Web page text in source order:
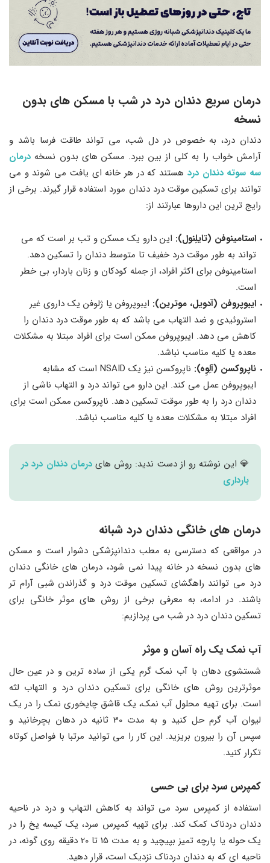
درمان سریع دندان درد در شب با مسکن های بدون
نسخه
دندان درد، به خصوص در دل شب، می ‌تواند طاقت ‌فرسا باشد و
آرامش خواب را به کلی از بین ببرد. مسکن‌ های بدون نسخه درمان
سه سوته دندان درد هستند که در هر خانه ای یافت می شوند و می
‌توانند برای تسکین موقت درد دندان مورد استفاده قرار گیرند. برخی از
رایج‌ ترین این داروها عبارتند از:
استامینوفن (تایلِنول): این دارو یک مسکن و تب ‌بر است که می
‌تواند به طور موقت درد خفیف تا متوسط دندان را تسکین دهد.
استامینوفن برای اکثر افراد، از جمله کودکان و زنان باردار، بی خطر
است.
ایبوپروفن (آدویل، موترین): ایبوپروفن یا ژلوفن یک داروی غیر
استروئیدی و ضد التهاب می باشد که به طور موقت درد دندان را
کاهش می دهد. ایبوپروفن ممکن است برای افراد مبتلا به مشکلات
معده یا کلیه مناسب نباشد.
ناپروکسن (آلِوِه):
ناپروکسن نیز یک NSAID است که مشابه
ایبوپروفن عمل می ‌کند. این دارو می ‌تواند درد و التهاب ناشی از
دندان درد را به طور موقت تسکین دهد. ناپروکسن ممکن است برای
افراد مبتلا به مشکلات معده یا کلیه مناسب نباشد.
💎 این نوشته رو از دست ندید: روش هایدرمان دندان درد در
بارداری
درمان‌ های خانگی دندان درد شبانه
در مواقعی که دسترسی به مطب دندانپزشکی دشوار است و مسکن
های بدون نسخه در خانه پیدا نمی شود، درمان‌ های خانگی دندان
درد می ‌توانند راهگشای تسکین موقت درد و گذراندن شبی آرام ‌تر
باشند. در ادامه، به معرفی برخی از روش ‌های موثر خانگی برای
تسکین دندان درد در شب می ‌پردازیم:
آب نمک یک راه آسان و موثر
شستشوی دهان با آب نمک گرم یکی از ساده‌ ترین و در عین حال
موثرترین روش ‌های خانگی برای تسکین دندان درد و التهاب لثه
است. برای تهیه محلول آب نمک، یک قاشق چایخوری نمک را در یک
لیوان آب گرم حل کنید و به مدت 30 ثانیه در دهان بچرخانید و
سپس آن را بیرون بریزید. این کار را می ‌توانید مرتبا با فواصل کوتاه
تکرار کنید.
کمپرس سرد برای بی حسی
استفاده از کمپرس سرد می‌ تواند به کاهش التهاب و درد در ناحیه
دندان دردناک کمک کند. برای تهیه کمپرس سرد، یک کیسه یخ را در
یک حوله یا پارچه تمیز بپیچید و به مدت 15 تا 20 دقیقه روی گونه، در
ناحیه ‌ای که به دندان دردناک نزدیک است، قرار دهید.